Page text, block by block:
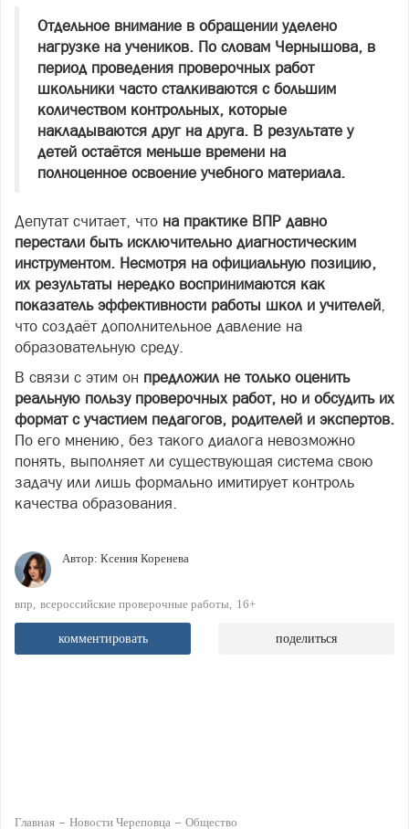
Отдельное внимание в обращении уделено
нагрузке на учеников. По словам Чернышова, в
период проведения проверочных работ
школьники часто сталкиваются с большим
количеством контрольных, которые
накладываются друг на друга. В результате у
детей остаётся меньше времени на
полноценное освоение учебного материала.
Депутат считает, что на практике ВПР давно
перестали быть исключительно диагностическим
инструментом. Несмотря на официальную позицию,
их результаты нередко воспринимаются как
показатель эффективности работы школ и учителей,
что создаёт дополнительное давление на
образовательную среду.
В связи с этим он предложил не только оценить
реальную пользу проверочных работ, но и обсудить их
формат с участием педагогов, родителей и экспертов.
По его мнению, без такого диалога невозможно
понять, выполняет ли существующая система свою
задачу или лишь формально имитирует контроль
качества образования.
Автор: Ксения Коренева
впр всероссийские проверочные работы 16+
комментировать поделиться
Главная Новости Череповца Общество